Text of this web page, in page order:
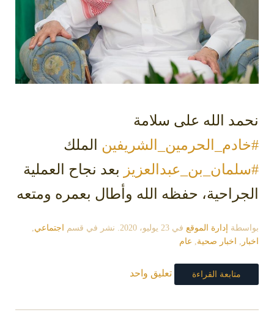
نحمد الله على سلامة
#خادم_الحرمين_الشريفين ‬⁩ الملك
#سلمان_بن_عبدالعزيز ‬⁩ بعد نجاح العملية
الجراحية، حفظه الله وأطال بعمره ومتعه
بواسطة إدارة الموقع في 23 يوليو، 2020 . نشر في قسم اجتماعي,
اخبار , اخبار صحية, عام
متابعة القراءة تعليق واحد